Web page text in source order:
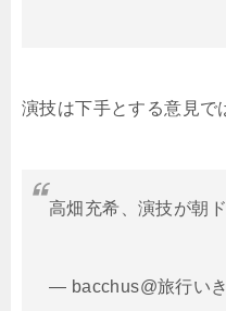
演技は下手とする意見で
高畑充希、演技が朝ド
— bacchus@旅行い